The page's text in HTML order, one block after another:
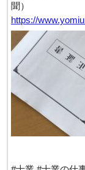
聞）
https://